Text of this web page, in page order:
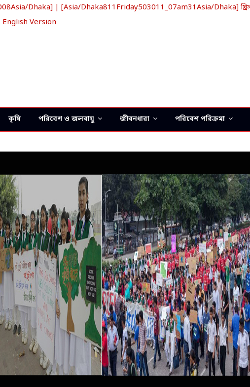
Dhaka] | [Asia/Dhaka811Friday503011_07am31Asia/Dhaka]
English Version
কৃষি পরিবেশ ও জলবায়ু জীবনধারা পরিবেশ পরিক্রমা